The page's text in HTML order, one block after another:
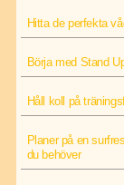
Hitta de perfekta
Börja med Stand
Håll koll på
Planer på en
du behöver